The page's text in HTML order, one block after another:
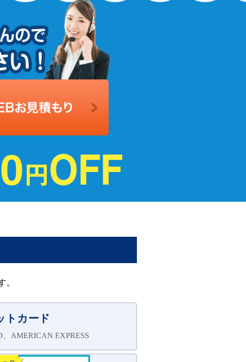
。
トカード
AMERICAN EXPRESS